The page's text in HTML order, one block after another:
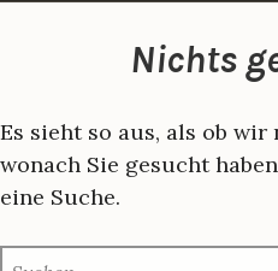
Nichts
Es sieht so aus, als ob
wonach Sie gesucht
eine Suche.